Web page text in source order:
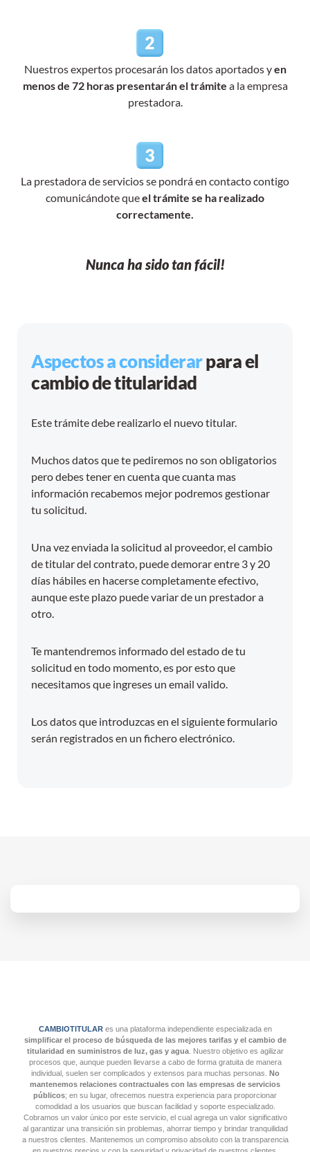
Nuestros expertos procesarán los datos aportados yen
menos de 72 horas presentarán el trámite a la empresa
prestadora.
La prestadora de servicios se pondrá en contacto contigo
comunicándote queel trámite se ha realizado
correctamente.
Nunca ha sido tan fácil!
Aspectos a considerarpara el
cambio de titularidad
Este trámite debe realizarlo el nuevo titular.
Muchos datos que te pediremos no son obligatorios
pero debes tener en cuenta que cuanta mas
información recabemos mejor podremos gestionar
tu solicitud.
Una vez enviada la solicitud al proveedor, el cambio
de titular del contrato, puede demorar entre 3 y 20
días hábiles en hacerse completamente efectivo,
aunque este plazo puede variar de un prestador a
otro.
Te mantendremos informado del estado de tu
solicitud en todo momento, es por esto que
necesitamos que ingreses un email valido.
Los datos que introduzcas en el siguiente formulario
serán registrados en un fichero electrónico.
CAMBIOTITULAR es una plataforma independiente especializada en
simplificar el proceso de búsqueda de las mejores tarifas y el cambio de
titularidad en suministros de luz, gas y agua. Nuestro objetivo es agilizar
procesos que, aunque pueden llevarse a cabo de forma gratuita de manera
individual, suelen ser complicados y extensos para muchas personas.
No
mantenemos relaciones contractuales con las empresas de servicios
públicos; en su lugar, ofrecemos nuestra experiencia para proporcionar
comodidad a los usuarios que buscan facilidad y soporte especializado.
Cobramos un valor único por este servicio, el cual agrega un valor significativo
al garantizar una transición sin problemas, ahorrar tiempo y brindar tranquilidad
a nuestros clientes. Mantenemos un compromiso absoluto con la transparencia